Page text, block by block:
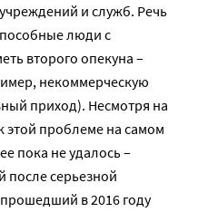
и служб. Речь
люди с
второго опекуна –
некоммерческую
приход). Несмотря на
этой проблеме на самом
пока не удалось –
после серьезной
в 2016 году